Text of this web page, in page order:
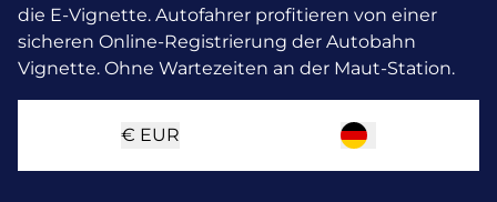
die E-Vignette. Autofahrer profitieren von einer
sicheren Online-Registrierung der Autobahn
Vignette. Ohne Wartezeiten an der Maut-Station.
€ EUR